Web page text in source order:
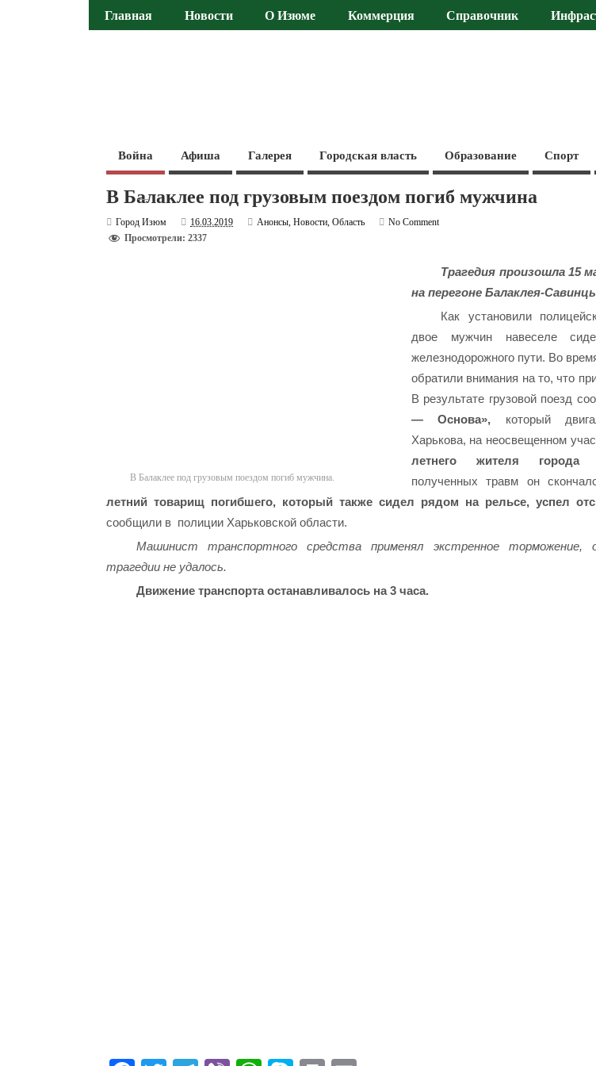
Главная Новости О Изюме Коммерция Справочник
Война Афиша Галерея Городская власть Образование Спорт
В Балаклее под грузовым поездом погиб мужчина
Город Изюм 16.03.2019 Анонсы,Новости,Область
No Comment
Просмотрели: 2337
В Балаклее под грузовым поездом погиб мужчина.
Трагедия произошла 15
на перегоне Балаклея-
Как установили
двое мужчин навеселе
железнодорожного пути. Во
обратили внимания на то, что
В результате грузовой поезд
— Основа», который
Харькова, на неосвещенном
летнего жителя города
полученных травм он
летний товарищ погибшего, который также сидел рядом на рельсе, успел
сообщили в полиции Харьковской области.
Машинист транспортного средства применял экстренное торможение,
трагедии не удалось.
Движение транспорта останавливалось на 3 часа.